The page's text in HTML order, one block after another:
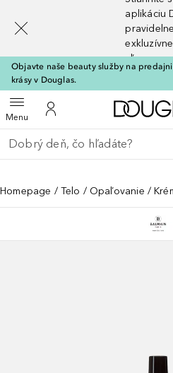
aplikáciu
zľavy
Objavte naše beauty služby na
krásy v Douglas.
MenuOtvoriť menuDo môjho účtu
Choď späť
Vykonajte vyhľadávanie
Homepage Telo Opaľovanie
[navigation.slideout.screenreader]